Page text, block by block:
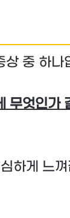
상 중 하나
무엇인가
하게 느